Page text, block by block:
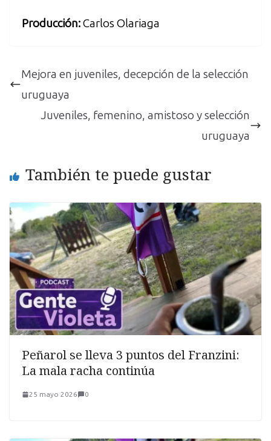
Producción:Carlos Olariaga
Mejora en juveniles, decepción de la selección
uruguaya
Juveniles, femenino, amistoso y selección
uruguaya
También te puede gustar
Peñarol se lleva 3 puntos del Franzini:
La mala racha continúa
25 mayo 2026 0